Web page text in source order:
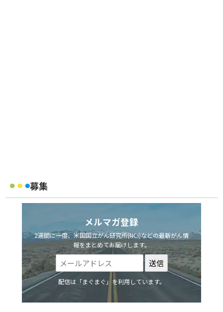
募集
メルマガ登録
2週間に一度、米国国立がん研究所(NCI)などの最新がん情
報をまとめてお届けします。
配信は「まぐまぐ」を利用しています。